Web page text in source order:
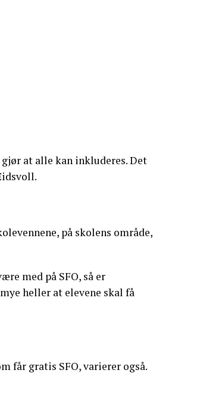
at alle kan inkluderes. Det
på skolens område,
med på SFO, så er
heller at elevene skal få
får gratis SFO, varierer også.